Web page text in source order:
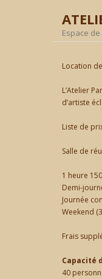
Espace
Location
L’Atelier
d’artiste
Liste de
Salle de
1 heure
Demi-
Journée
Weekend
Frais
Capacité
40